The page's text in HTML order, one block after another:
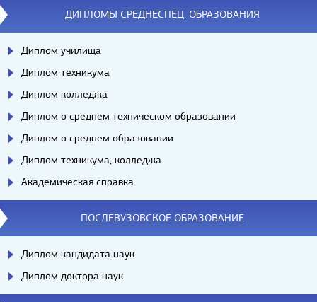
ДИПЛОМЫ СРЕДНЕСПЕЦ. ОБРАЗОВАНИЯ
Диплом училища
Диплом техникума
Диплом колледжа
Диплом о среднем техническом образовании
Диплом о среднем образовании
Диплом техникума, колледжа
Академическая справка
ПОСЛЕВУЗОВСКОЕ ОБРАЗОВАНИЕ
Диплом кандидата наук
Диплом доктора наук